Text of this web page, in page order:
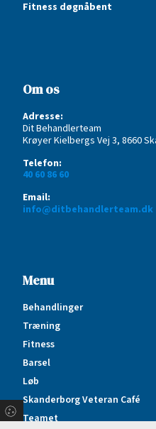
Fitness døgnåbent
Om os
Adresse:
Dit Behandlerteam
Krøyer Kielbergs Vej 3, 8660
Telefon:
40 60 86 60
Email:
info@ditbehandlerteam.dk
Menu
Behandlinger
Træning
Fitness
Barsel
Løb
Skanderborg Veteran Café
Teamet